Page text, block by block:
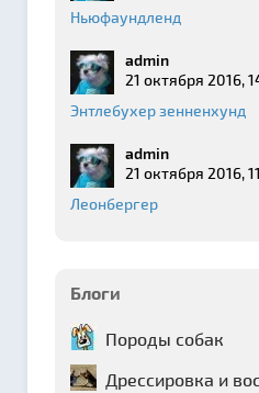
Ньюфаундленд
admin
21 октября 2016,
Энтлебухер зенненхунд
admin
21 октября 2016,
Леонбергер
Блоги
Породы собак
Дрессировка и